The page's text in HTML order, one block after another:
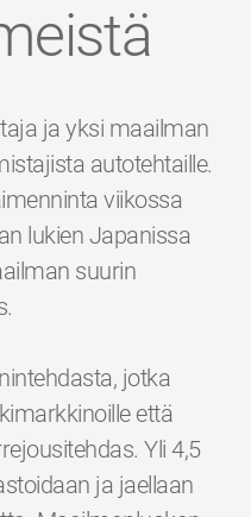
ja yksi maailman
autotehtaille.
viikossa
lukien Japanissa
suurin
jotka
että
Yli 4,5
ja jaellaan